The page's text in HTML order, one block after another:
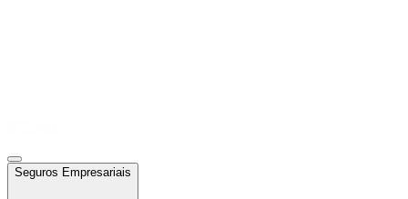
Seguros Empresariais